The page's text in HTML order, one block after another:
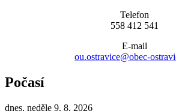
Telefon
558 412 541
E-mail
ou.ostravice@obec-
Počasí
dnes, neděle 9. 8. 2026